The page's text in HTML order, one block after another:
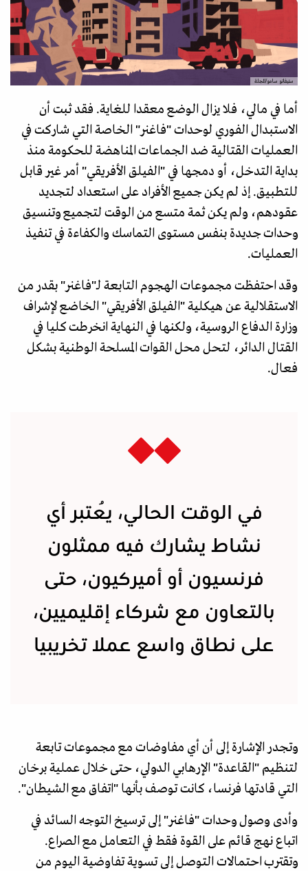
ستيفانو سامو/المجلة
أما في مالي، فلا يزال الوضع معقدا للغاية. فقد ثبت أن
الاستبدال الفوري لوحدات "فاغنر" الخاصة التي شاركت في
العمليات القتالية ضد الجماعات المناهضة للحكومة منذ
بداية التدخل، أو دمجها في "الفيلق الأفريقي" أمر غير قابل
للتطبيق. إذ لم يكن جميع الأفراد على استعداد لتجديد
عقودهم، ولم يكن ثمة متسع من الوقت لتجميع وتنسيق
وحدات جديدة بنفس مستوى التماسك والكفاءة في تنفيذ
العمليات.
وقد احتفظت مجموعات الهجوم التابعة لـ"فاغنر" بقدر من
الاستقلالية عن هيكلية "الفيلق الأفريقي" الخاضع لإشراف
وزارة الدفاع الروسية، ولكنها في النهاية انخرطت كليا في
القتال الدائر، لتحل محل القوات المسلحة الوطنية بشكل
فعال.
في الوقت الحالي، يُعتبر أي
نشاط يشارك فيه ممثلون
فرنسيون أو أميركيون، حتى
بالتعاون مع شركاء إقليميين،
على نطاق واسع عملا تخريبيا
وتجدر الإشارة إلى أن أي مفاوضات مع مجموعات تابعة
لتنظيم "القاعدة" الإرهابي الدولي، حتى خلال عملية برخان
التي قادتها فرنسا، كانت توصف بأنها "اتفاق مع الشيطان".
وأدى وصول وحدات "فاغنر" إلى ترسيخ التوجه السائد في
اتباع نهج قائم على القوة فقط في التعامل مع الصراع.
وتقترب احتمالات التوصل إلى تسوية تفاوضية اليوم من